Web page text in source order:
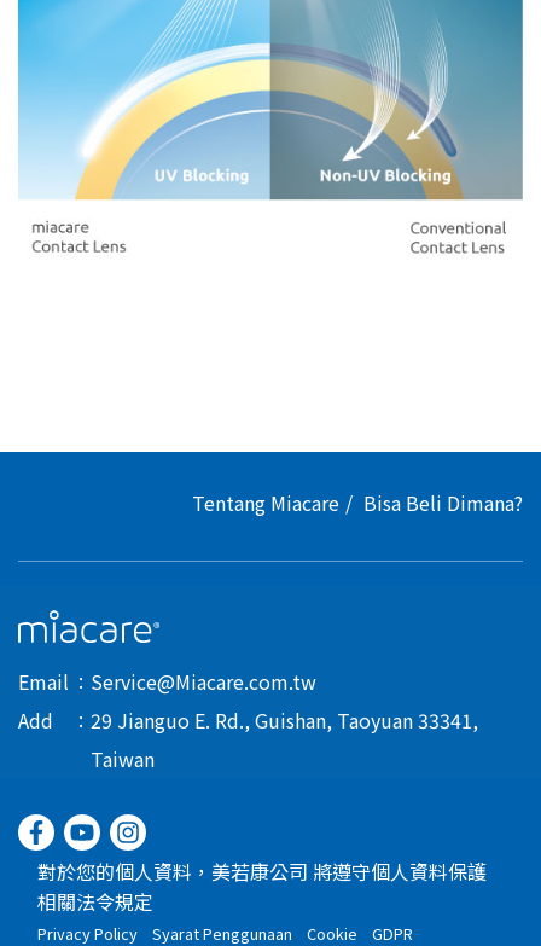
Tentang Miacare Bisa Beli Dimana?
Email
Service@Miacare.com.tw
Add
29 Jianguo E. Rd., Guishan, Taoyuan 33341,
Taiwan
對於您的個人資料，美若康公司 將遵守個人資料保護
相關法令規定
Privacy Policy Syarat Penggunaan Cookie GDPR